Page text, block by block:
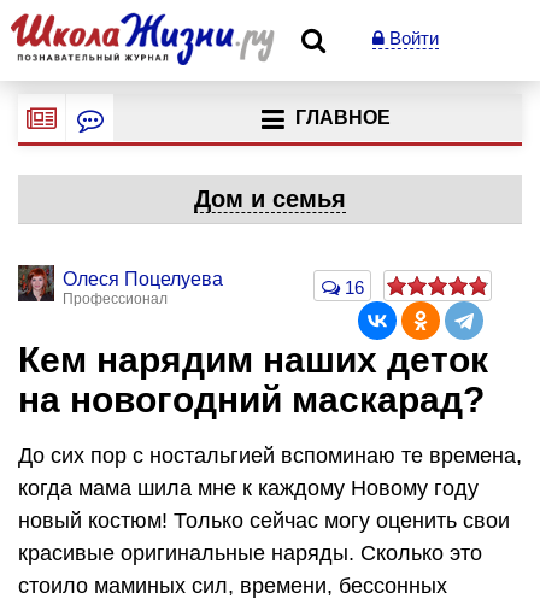
Войти
ГЛАВНОЕ
Дом и семья
Олеся Поцелуева
Профессионал
16
Кем нарядим наших деток
на новогодний маскарад?
До сих пор с ностальгией вспоминаю те времена,
когда мама шила мне к каждому Новому году
новый костюм! Только сейчас могу оценить свои
красивые оригинальные наряды. Сколько это
стоило маминых сил, времени, бессонных